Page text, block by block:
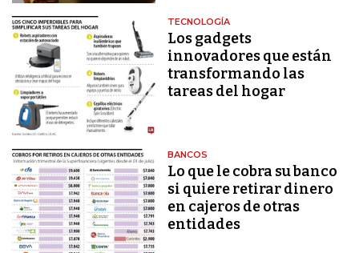
TECNOLOGÍA
Los gadgets
innovadores que están
transformando las
tareas del hogar
BANCOS
Lo que le cobra su banco
si quiere retirar dinero
en cajeros de otras
entidades